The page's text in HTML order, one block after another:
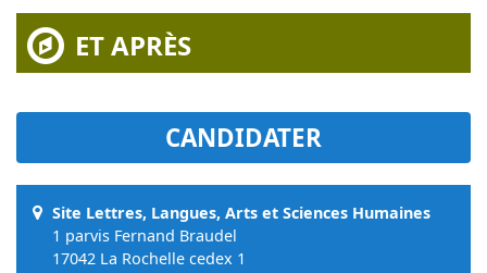
ET APRÈS
CANDIDATER
Site Lettres, Langues, Arts et Sciences Humaines
1 parvis Fernand Braudel
17042 La Rochelle cedex 1